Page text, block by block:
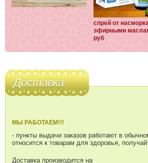
спрей от
эфирными
руб
Доставка
МЫ РАБОТАЕМ!!!
- пункты выдачи заказов работают в
относится к товарам для здоровья,
Доставка производится на